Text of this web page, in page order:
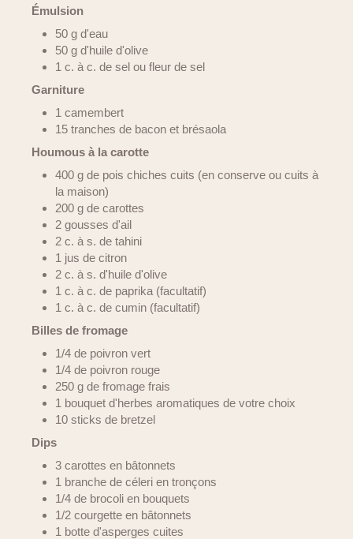
Émulsion
50 g d'eau
50 g d'huile d'olive
1 c. à c. de sel ou fleur de sel
Garniture
1 camembert
15 tranches de bacon et brésaola
Houmous à la carotte
400 g de pois chiches cuits (en conserve ou cuits à
la maison)
200 g de carottes
2 gousses d'ail
2 c. à s. de tahini
1 jus de citron
2 c. à s. d'huile d'olive
1 c. à c. de paprika (facultatif)
1 c. à c. de cumin (facultatif)
Billes de fromage
1/4 de poivron vert
1/4 de poivron rouge
250 g de fromage frais
1 bouquet d'herbes aromatiques de votre choix
10 sticks de bretzel
Dips
3 carottes en bâtonnets
1 branche de céleri en tronçons
1/4 de brocoli en bouquets
1/2 courgette en bâtonnets
1 botte d'asperges cuites